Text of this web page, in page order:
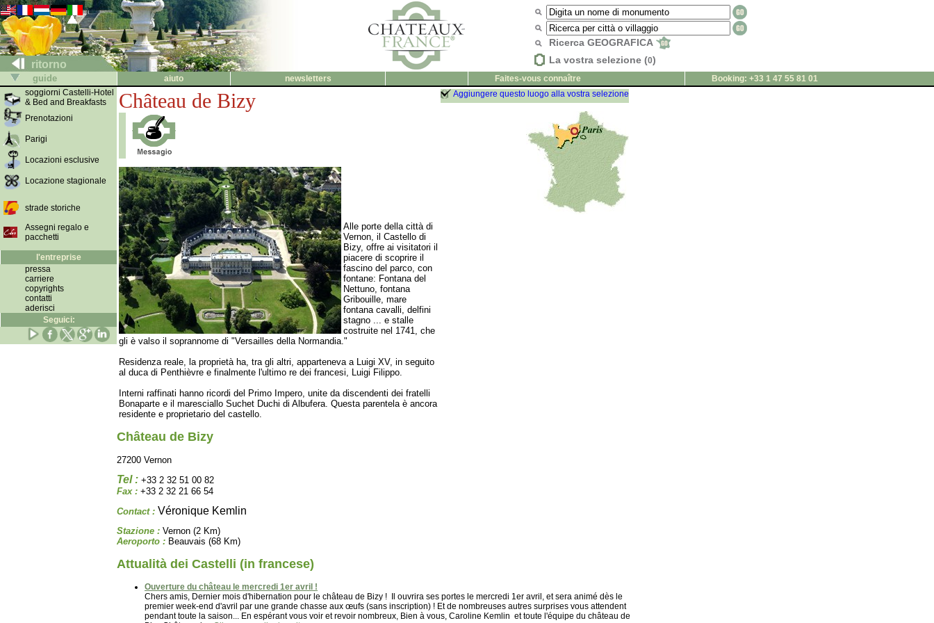
ritorno
Ricerca GEOGRAFICA
La vostra selezione (0)
guide aiuto newsletters Faites-vous connaître
Booking: +33 1 47 55 81 01
soggiorni Castelli-Hotel
& Bed and Breakfasts
Prenotazioni
Parigi
Locazioni esclusive
Locazione stagionale
strade storiche
Assegni regalo e
pacchetti
l'entreprise
pressa
carriere
copyrights
contatti
aderisci
Seguici:
Château de Bizy
Alle porte della città di
Vernon, il Castello di
Bizy, offre ai visitatori il
piacere di scoprire il
fascino del parco, con
fontane: Fontana del
Nettuno, fontana
Gribouille, mare
fontana cavalli, delfini
stagno ... e stalle
costruite nel 1741, che
gli è valso il soprannome di "Versailles della Normandia."
Residenza reale, la proprietà ha, tra gli altri, apparteneva a Luigi XV, in seguito
al duca di Penthièvre e finalmente l'ultimo re dei francesi, Luigi Filippo.
Interni raffinati hanno ricordi del Primo Impero, unite da discendenti dei fratelli
Bonaparte e il maresciallo Suchet Duchi di Albufera. Questa parentela è ancora
residente e proprietario del castello.
Aggiungere questo luogo alla vostra selezione
Château de Bizy
27200 Vernon
Tel : +33 2 32 51 00 82
Fax : +33 2 32 21 66 54
Contact : Véronique Kemlin
Stazione : Vernon (2 Km)
Aeroporto : Beauvais (68 Km)
Attualità dei Castelli (in francese)
Ouverture du château le mercredi 1er avril !
Chers amis, Dernier mois d'hibernation pour le château de Bizy ! Il ouvrira ses portes le mercredi 1er avril, et sera animé dès le
premier week-end d'avril par une grande chasse aux œufs (sans inscription) ! Et de nombreuses autres surprises vous attendent
pendant toute la saison... En espérant vous voir et revoir nombreux, Bien à vous, Caroline Kemlin et toute l'équipe du château de